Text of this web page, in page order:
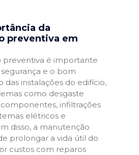
da
preventiva em
preventiva é importante
e o bom
instalações do edifício,
como desgaste
infiltrações
elétricos e
disso, a manutenção
prolongar a vida útil do
custos com reparos